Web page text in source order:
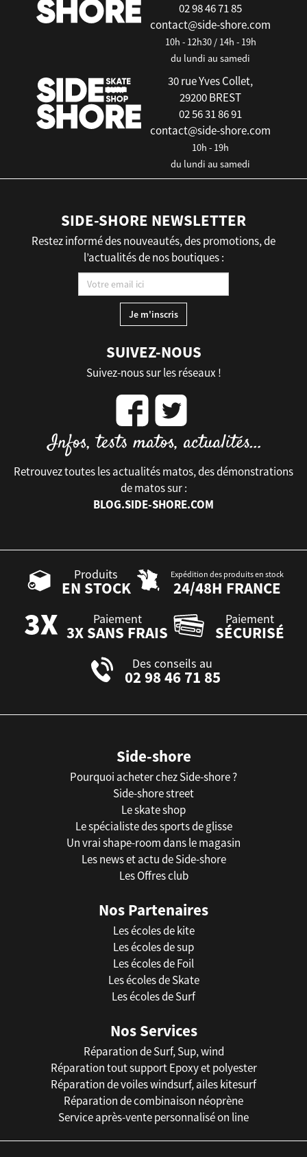
02 98 46 71 85
contact@side-shore.com
10h - 12h30 / 14h - 19h
du lundi au samedi
30 rue Yves Collet,
29200 BREST
02 56 31 86 91
contact@side-shore.com
10h - 19h
du lundi au samedi
SIDE-SHORE NEWSLETTER
Restez informé des nouveautés, des promotions, de
l’actualités de nos boutiques :
SUIVEZ-NOUS
Suivez-nous sur les réseaux !
Retrouvez toutes les actualités matos, des démonstrations
de matos sur :
BLOG.SIDE-SHORE.COM
Produits
EN STOCK
Expédition des produits en stock
24/48H FRANCE
Paiement
3X SANS FRAIS
Paiement
SÉCURISÉ
Des conseils au
02 98 46 71 85
Side-shore
Pourquoi acheter chez Side-shore ?
Side-shore street
Le skate shop
Le spécialiste des sports de glisse
Un vrai shape-room dans le magasin
Les news et actu de Side-shore
Les Offres club
Nos Partenaires
Les écoles de kite
Les écoles de sup
Les écoles de Foil
Les écoles de Skate
Les écoles de Surf
Nos Services
Réparation de Surf, Sup, wind
Réparation tout support Epoxy et polyester
Réparation de voiles windsurf, ailes kitesurf
Réparation de combinaison néoprène
Service après-vente personnalisé on line